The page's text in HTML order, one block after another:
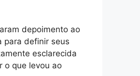
depoimento ao
para definir seus
esclarecida
o que levou ao